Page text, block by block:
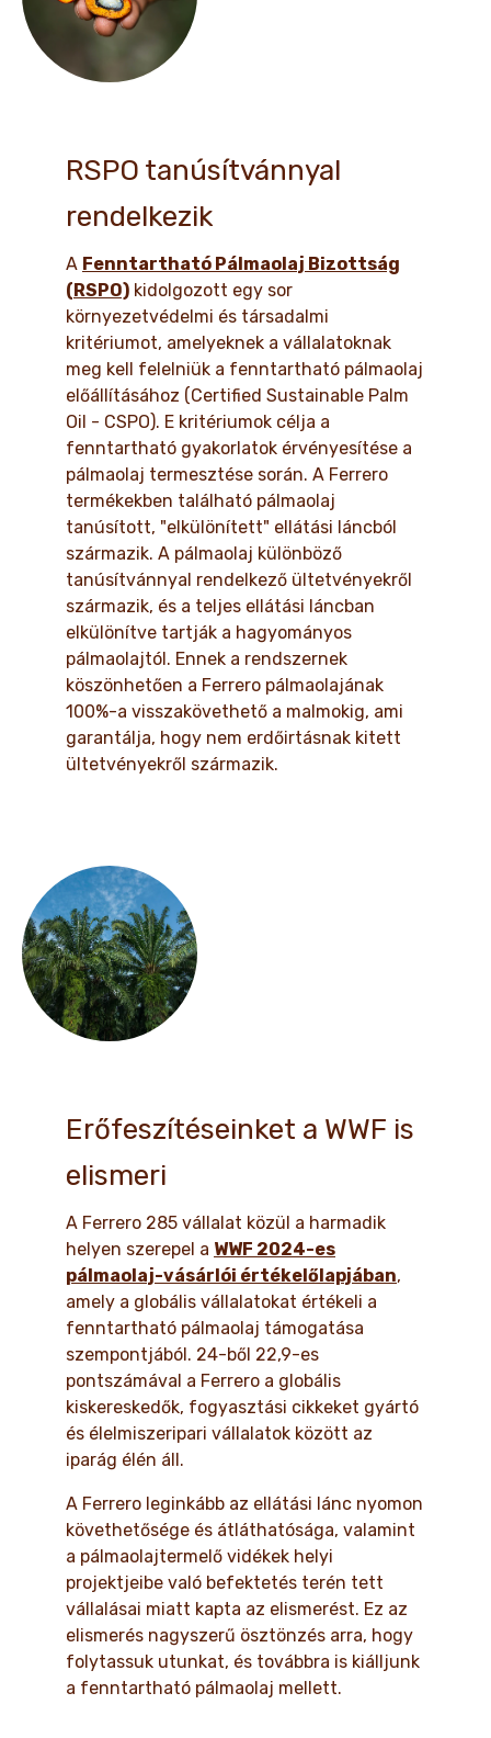
RSPO tanúsítvánnyal
rendelkezik
A Fenntartható Pálmaolaj Bizottság
(RSPO) kidolgozott egy sor
környezetvédelmi és társadalmi
kritériumot, amelyeknek a vállalatoknak
meg kell felelniük a fenntartható pálmaolaj
előállításához (Certified Sustainable Palm
Oil - CSPO). E kritériumok célja a
fenntartható gyakorlatok érvényesítése a
pálmaolaj termesztése során. A Ferrero
termékekben található pálmaolaj
tanúsított, "elkülönített" ellátási láncból
származik. A pálmaolaj különböző
tanúsítvánnyal rendelkező ültetvényekről
származik, és a teljes ellátási láncban
elkülönítve tartják a hagyományos
pálmaolajtól. Ennek a rendszernek
köszönhetően a Ferrero pálmaolajának
100%-a visszakövethető a malmokig, ami
garantálja, hogy nem erdőirtásnak kitett
ültetvényekről származik.
Erőfeszítéseinket a WWF is
elismeri
A Ferrero 285 vállalat közül a harmadik
helyen szerepel a WWF 2024-es
pálmaolaj-vásárlói értékelőlapjában,
amely a globális vállalatokat értékeli a
fenntartható pálmaolaj támogatása
szempontjából. 24-ből 22,9-es
pontszámával a Ferrero a globális
kiskereskedők, fogyasztási cikkeket gyártó
és élelmiszeripari vállalatok között az
iparág élén áll.
A Ferrero leginkább az ellátási lánc nyomon
követhetősége és átláthatósága, valamint
a pálmaolajtermelő vidékek helyi
projektjeibe való befektetés terén tett
vállalásai miatt kapta az elismerést. Ez az
elismerés nagyszerű ösztönzés arra, hogy
folytassuk utunkat, és továbbra is kiálljunk
a fenntartható pálmaolaj mellett.